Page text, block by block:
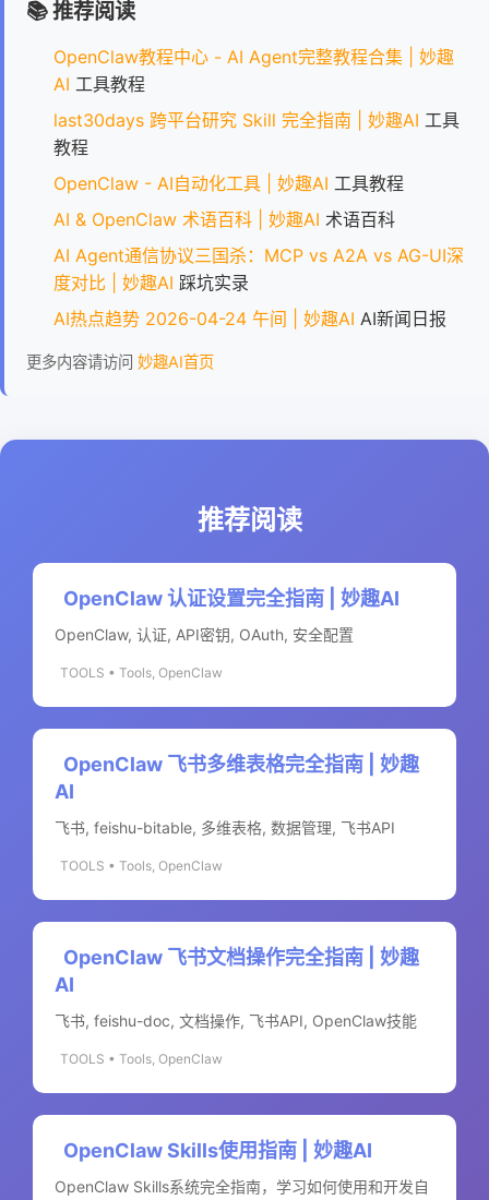
📚 推荐阅读
OpenClaw教程中心 - AI Agent完整教程合集 | 妙趣
AI 工具教程
last30days 跨平台研究 Skill 完全指南 | 妙趣AI 工具
教程
OpenClaw - AI自动化工具 | 妙趣AI 工具教程
AI & OpenClaw 术语百科 | 妙趣AI 术语百科
AI Agent通信协议三国杀：MCP vs A2A vs AG-UI深
度对比 | 妙趣AI 踩坑实录
AI热点趋势 2026-04-24 午间 | 妙趣AI AI新闻日报
更多内容请访问 妙趣AI首页
推荐阅读
OpenClaw 认证设置完全指南 | 妙趣AI
OpenClaw, 认证, API密钥, OAuth, 安全配置
TOOLS • Tools, OpenClaw
OpenClaw 飞书多维表格完全指南 | 妙趣
AI
飞书, feishu-bitable, 多维表格, 数据管理, 飞书API
TOOLS • Tools, OpenClaw
OpenClaw 飞书文档操作完全指南 | 妙趣
AI
飞书, feishu-doc, 文档操作, 飞书API, OpenClaw技能
TOOLS • Tools, OpenClaw
OpenClaw Skills使用指南 | 妙趣AI
OpenClaw Skills系统完全指南，学习如何使用和开发自